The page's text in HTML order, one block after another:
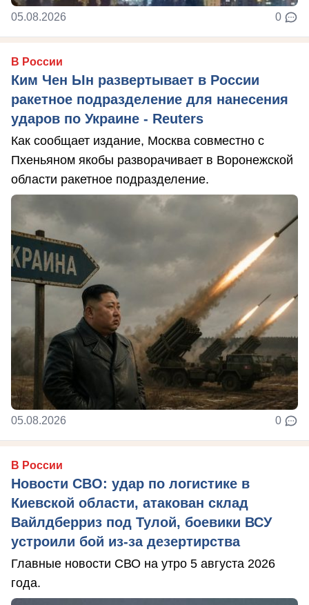
05.08.2026 0
В России
Ким Чен Ын развертывает в России
ракетное подразделение для нанесения
ударов по Украине - Reuters
Как сообщает издание, Москва совместно с
Пхеньяном якобы разворачивает в Воронежской
области ракетное подразделение.
05.08.2026 0
В России
Новости СВО: удар по логистике в
Киевской области, атакован склад
Вайлдберриз под Тулой, боевики ВСУ
устроили бой из-за дезертирства
Главные новости СВО на утро 5 августа 2026
года.